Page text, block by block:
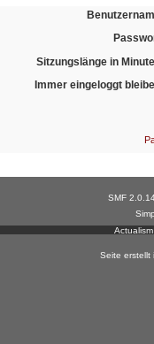
Sitzungslänge in
Immer eingeloggt
SMF
Seite erstellt